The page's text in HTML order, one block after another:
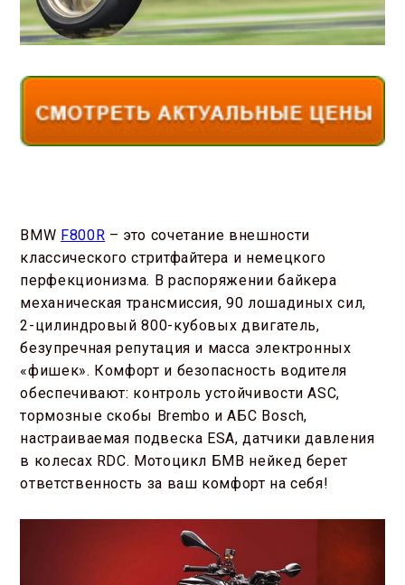
BMW F800R – это сочетание внешности
классического стритфайтера и немецкого
перфекционизма. В распоряжении байкера
механическая трансмиссия, 90 лошадиных сил,
2-цилиндровый 800-кубовых двигатель,
безупречная репутация и масса электронных
«фишек». Комфорт и безопасность водителя
обеспечивают: контроль устойчивости ASC,
тормозные скобы Brembo и АБС Bosch,
настраиваемая подвеска ESA, датчики давления
в колесах RDC. Мотоцикл БМВ нейкед берет
ответственность за ваш комфорт на себя!